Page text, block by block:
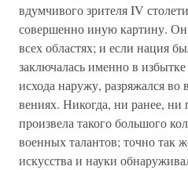
вдумчивого зрителя IV
совершенно иную картину.
всех областях; и если нация
заключалась именно в
исхода наружу, разряжался
вениях. Никогда, ни ранее, ни
произвела такого большого
военных талан­тов; точно так
искусства и нау­ки